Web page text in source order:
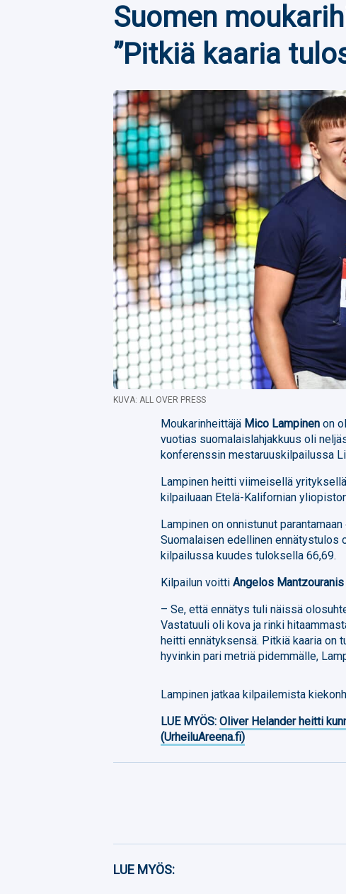
Suomen
”Pitkiä kaaria
KUVA: ALL OVER PRESS
Moukarinheittäjä Mico Lampinen on
vuotias suomalaislahjakkuus oli
konferenssin mestaruuskilpailussa
Lampinen heitti viimeisellä
kilpailuaan Etelä-Kalifornian
Lampinen on onnistunut
Suomalaisen edellinen ennätystulos
kilpailussa kuudes tuloksella 66,69.
Kilpailun voittiAngelos Mantzouranis
– Se, että ennätys tuli näissä
Vastatuuli oli kova ja rinki
heitti ennätyksensä. Pitkiä kaaria on
hyvinkin pari metriä pidemmälle,
Lampinen jatkaa kilpailemista
LUE MYÖS:Oliver Helander heitti
(UrheiluAreena.fi)
LUE MYÖS: